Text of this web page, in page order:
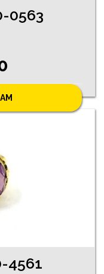
0563
4561